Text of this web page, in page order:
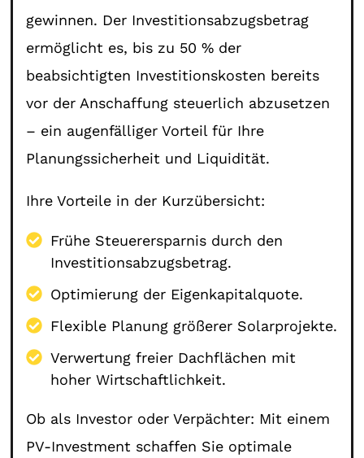
gewinnen. Der Investitionsabzugsbetrag
ermöglicht es, bis zu 50 % der
beabsichtigten Investitionskosten bereits
vor der Anschaffung steuerlich abzusetzen
– ein augenfälliger Vorteil für Ihre
Planungssicherheit und Liquidität.
Ihre Vorteile in der Kurzübersicht:
Frühe Steuerersparnis durch den
Investitionsabzugsbetrag.
Optimierung der Eigenkapitalquote.
Flexible Planung größerer Solarprojekte.
Verwertung freier Dachflächen mit
hoher Wirtschaftlichkeit.
Ob als Investor oder Verpächter: Mit einem
PV-Investment schaffen Sie optimale